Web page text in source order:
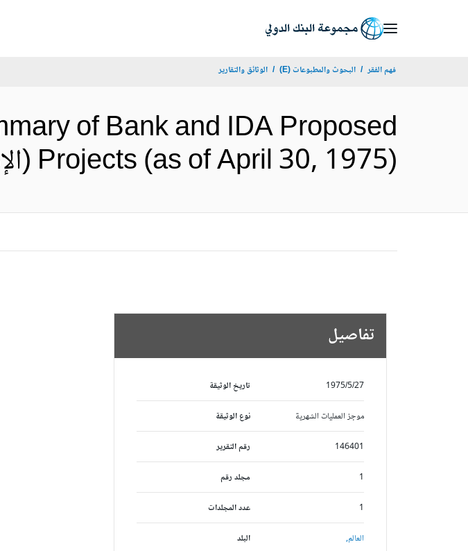
فهم الفقر البحوث والمطبوعات (E) الوثائق والتقارير
of Bank and IDA Proposed
Projects (as of April 30, 1975) (الإنجليزية)
تفاصيل
تاريخ الوثيقة 1975/5/27
نوع الوثيقة موجز العمليات الشهرية
رقم التقرير 146401
مجلد رقم 1
عدد المجلدات 1
البلد العالم,